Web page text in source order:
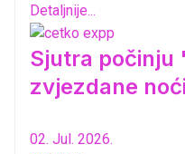
Detaljnije...
Sjutra počinju
zvjezdane
02. Jul. 2026.